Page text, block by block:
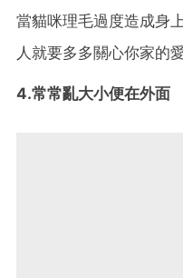
當貓咪理毛過度造成身
人就要多多關心你家的
4.常常亂大小便在外面